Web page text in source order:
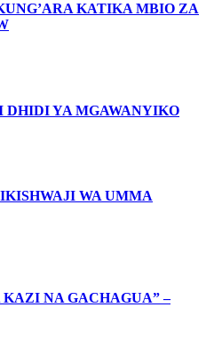
KATIKA MBIO ZA
DHIDI YA MGAWANYIKO
WA UMMA
NA GACHAGUA” –